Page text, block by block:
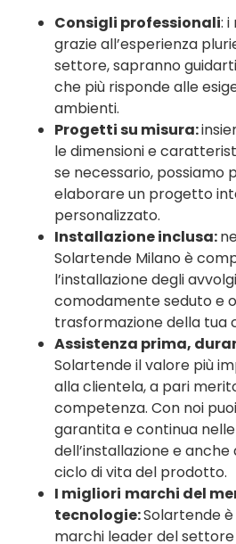
Consigli professionali:
grazie all’esperienza
settore, sapranno
che più risponde alle
ambienti.
Progetti su misura:
le dimensioni e
se necessario, possiamo
elaborare un progetto
personalizzato.
Installazione inclusa:
Solartende Milano è
l’installazione degli
comodamente seduto e
trasformazione della tua
Assistenza prima,
Solartende il valore più
alla clientela, a pari
competenza. Con noi
garantita e continua
dell’installazione e
ciclo di vita del prodotto.
I migliori marchi del
tecnologie:Solartende
marchi leader del